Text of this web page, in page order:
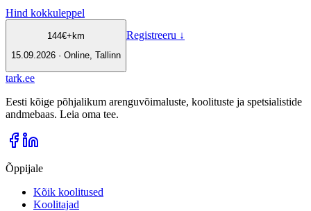
Hind kokkuleppel
144€+km
15.09.2026 · Online, Tallinn
Registreeru ↓
tark.ee
Eesti kõige põhjalikum arenguvõimaluste, koolituste ja spetsialistide
andmebaas. Leia oma tee.
Õppijale
Kõik koolitused
Koolitajad